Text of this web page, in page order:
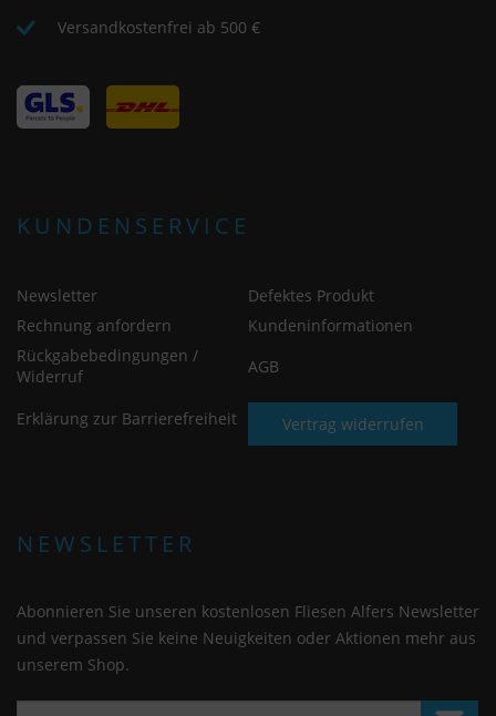
Versandkostenfrei ab 500 €
KUNDENSERVICE
Newsletter
Defektes Produkt
Rechnung anfordern
Kundeninformationen
Rückgabebedingungen /
Widerruf
AGB
Erklärung zur Barrierefreiheit Vertrag widerrufen
NEWSLETTER
Abonnieren Sie unseren kostenlosen Fliesen Alfers Newsletter
und verpassen Sie keine Neuigkeiten oder Aktionen mehr aus
unserem Shop.